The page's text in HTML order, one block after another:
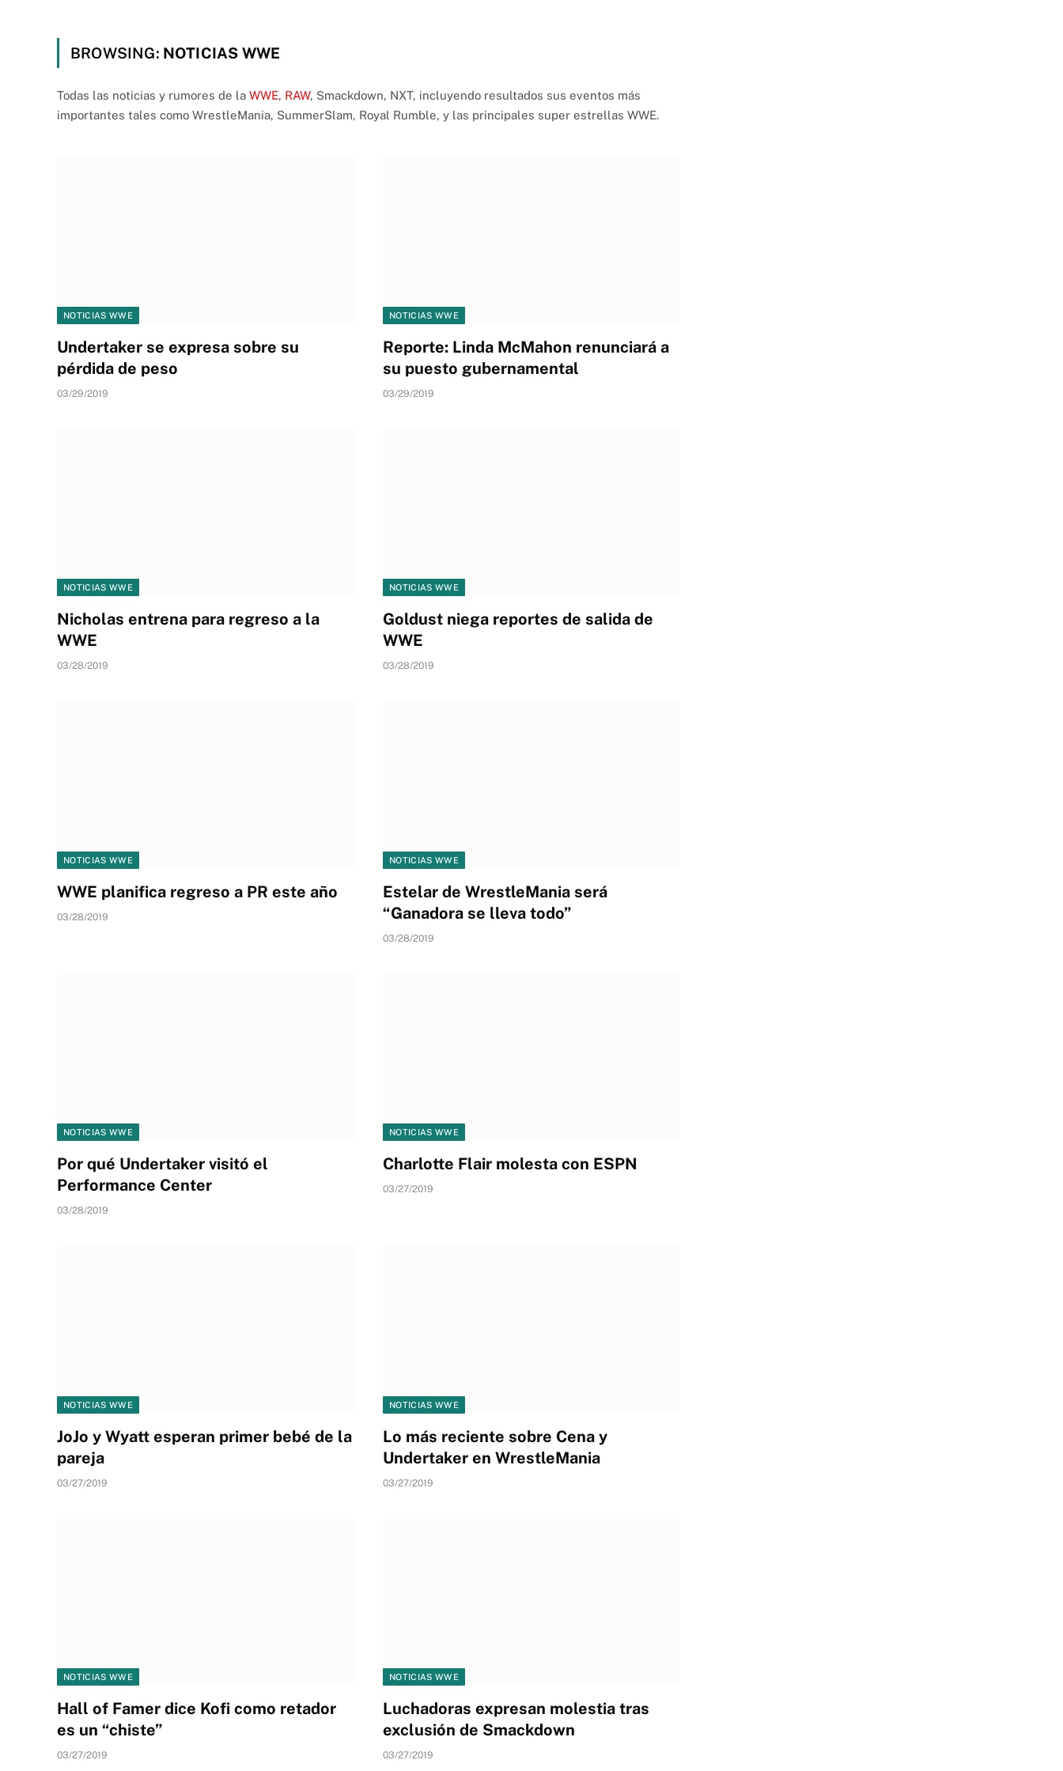
BROWSING: NOTICIAS WWE
Todas las noticias y rumores de la WWE, RAW, Smackdown, NXT, incluyendo resultados sus eventos más
importantes tales como WrestleMania, SummerSlam, Royal Rumble, y las principales super estrellas WWE.
NOTICIAS WWE
Undertaker se expresa sobre su
pérdida de peso
03/29/2019
NOTICIAS WWE
Reporte: Linda McMahon renunciará a
su puesto gubernamental
03/29/2019
NOTICIAS WWE
Nicholas entrena para regreso a la
WWE
03/28/2019
NOTICIAS WWE
Goldust niega reportes de salida de
WWE
03/28/2019
NOTICIAS WWE
WWE planifica regreso a PR este año
03/28/2019
NOTICIAS WWE
Estelar de WrestleMania será
“Ganadora se lleva todo”
03/28/2019
NOTICIAS WWE
Por qué Undertaker visitó el
Performance Center
03/28/2019
NOTICIAS WWE
Charlotte Flair molesta con ESPN
03/27/2019
NOTICIAS WWE
JoJo y Wyatt esperan primer bebé de la
pareja
03/27/2019
NOTICIAS WWE
Lo más reciente sobre Cena y
Undertaker en WrestleMania
03/27/2019
NOTICIAS WWE
Hall of Famer dice Kofi como retador
es un “chiste”
03/27/2019
NOTICIAS WWE
Luchadoras expresan molestia tras
exclusión de Smackdown
03/27/2019